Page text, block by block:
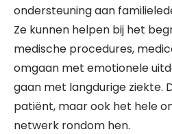
ondersteuning aan
Ze kunnen helpen bij het
medische procedures,
omgaan met emotionele
gaan met langdurige ziekte.
patiënt, maar ook het hele
netwerk rondom hen.